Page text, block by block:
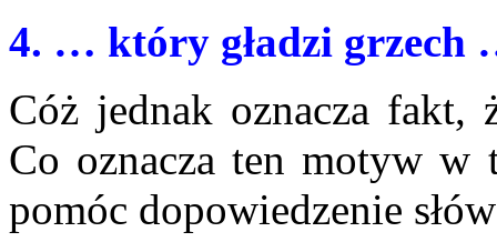
4. … który gładzi grzech
Cóż jednak oznacza fakt,
Co oznacza ten motyw
pomóc dopowiedzenie